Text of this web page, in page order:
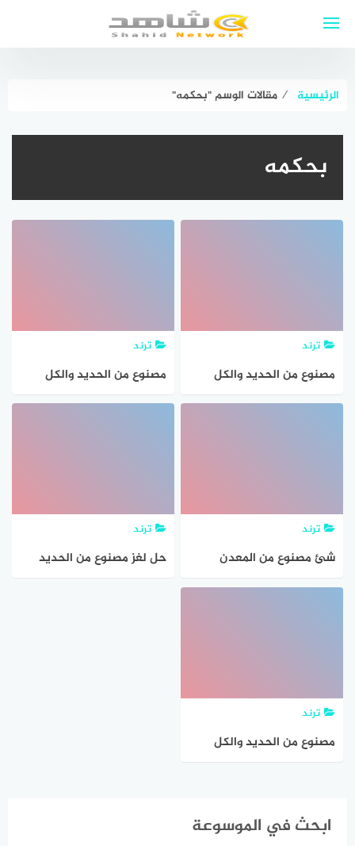
الرئيسية ⁄ مقالات الوسم "بحكمه"
بحكمه
ترند
مصنوع من الحديد والكل
بحكمه راضي
ترند
مصنوع من الحديد والكل
بحكمه راضي من 7حروف
ترند
شئ مصنوع من المعدن
وجميع البشر راضوان بحكمه.
ترند
حل لغز مصنوع من الحديد
ترند
مصنوع من الحديد والكل
ابحث في الموسوعة